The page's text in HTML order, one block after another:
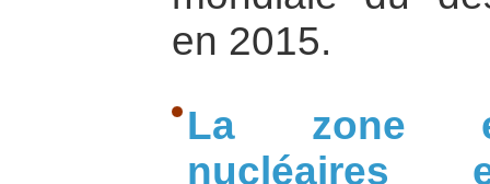
en 2015.
La zone
nucléaires